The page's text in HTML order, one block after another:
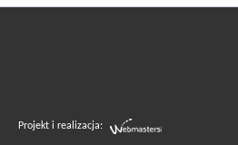
Projekt i realizacja: